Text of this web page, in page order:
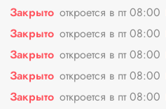
Закрыто откроется в пт 08:00
Закрыто откроется в пт 08:00
Закрыто откроется в пт 08:00
Закрыто откроется в пт 08:00
Закрыто откроется в пт 08:00